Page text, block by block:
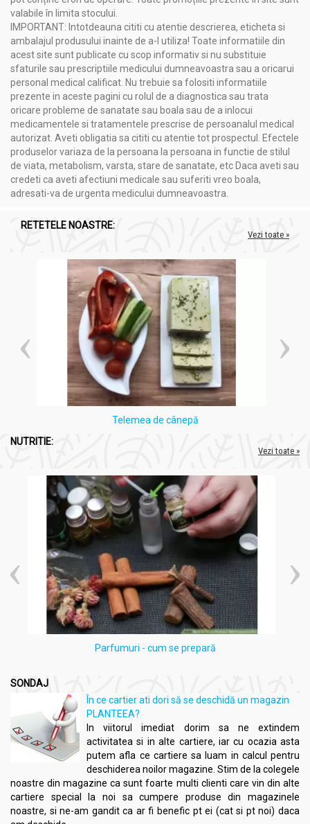
valabile în limita stocului.
IMPORTANT: Intotdeauna cititi cu atentie descrierea, eticheta si
ambalajul produsului inainte de a-l utiliza! Toate informatiile din
acest site sunt publicate cu scop informativ si nu substituie
sfaturile sau prescriptiile medicului dumneavoastra sau a oricarui
personal medical calificat. Nu trebuie sa folositi informatiile
prezente in aceste pagini cu rolul de a diagnostica sau trata
oricare probleme de sanatate sau boala sau de a inlocui
medicamentele si tratamentele prescrise de persoanalul medical
autorizat. Aveti obligatia sa cititi cu atentie tot prospectul. Efectele
produselor variaza de la persoana la persoana in functie de stilul
de viata, metabolism, varsta, stare de sanatate, etc Daca aveti sau
credeti ca aveti afectiuni medicale sau suferiti vreo boala,
adresati-va de urgenta medicului dumneavoastra.
RETETELE NOASTRE:
Vezi toate »
Telemea de cânepă
NUTRITIE:
Vezi toate »
Parfumuri - cum se prepară
SONDAJ
În ce cartier ati dori să se deschidă un magazin
PLANTEEA?
In viitorul imediat dorim sa ne extindem
activitatea si in alte cartiere, iar cu ocazia asta
putem afla ce cartiere sa luam in calcul pentru
deschiderea noilor magazine. Stim de la colegele
noastre din magazine ca sunt foarte multi clienti care vin din alte
cartiere special la noi sa cumpere produse din magazinele
noastre, si ne-am gandit ca ar fi benefic pt ei (cat si pt noi) daca